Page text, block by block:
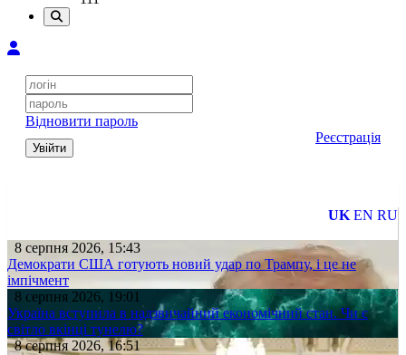
Відновити пароль
Увійти
Реєстрація
UK EN RU
8 серпня 2026, 15:43
Демократи США готують новий удар по Трампу, і це не
імпічмент
8 серпня 2026, 19:01
Україна вступила в надзвичайний економічний стан. Чи є
світло вкінці тунелю?
8 серпня 2026, 16:51